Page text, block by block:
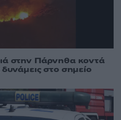
στην Πάρνηθα κοντά
στο σημείο